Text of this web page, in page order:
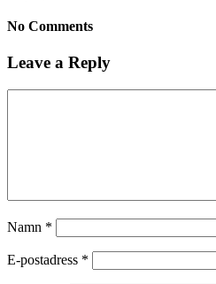
No Comments
Leave a Reply
Namn *
E-postadress *